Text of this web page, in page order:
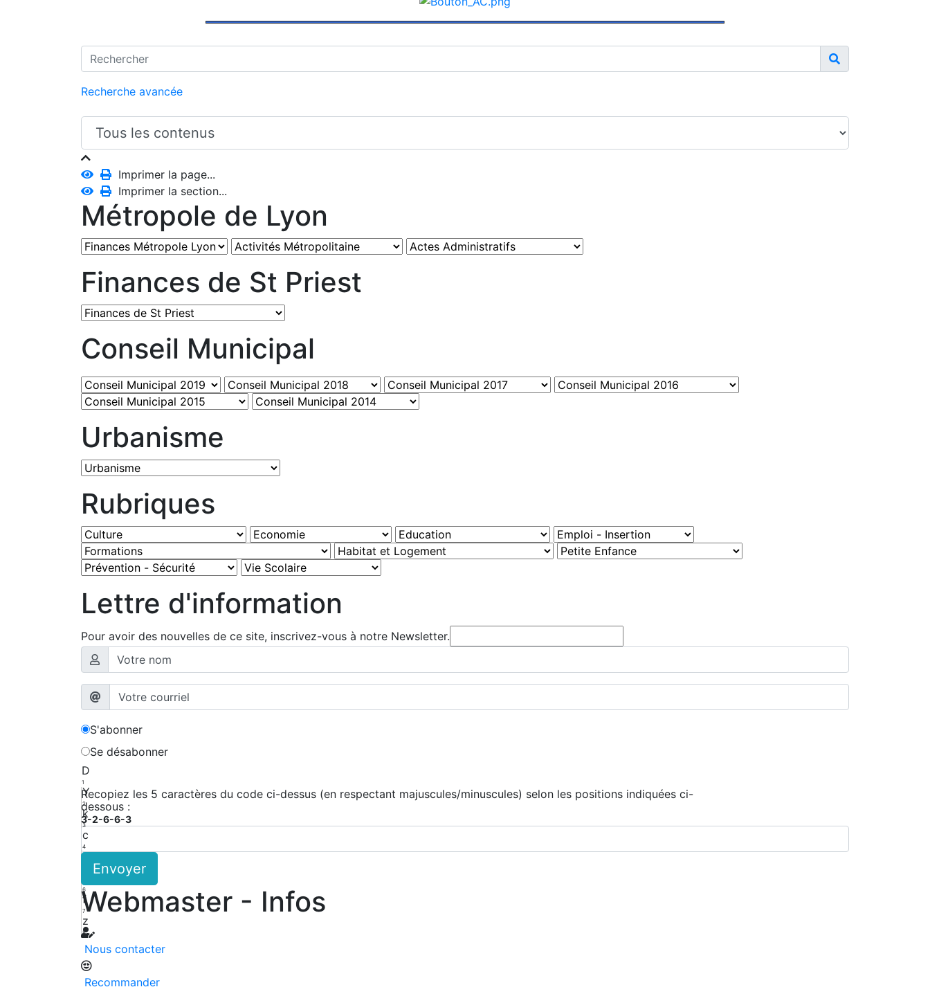
Recherche avancée
Imprimer la page...
Imprimer la section...
Métropole de Lyon
Finances de St Priest
Conseil Municipal
Urbanisme
Rubriques
Lettre d'information
Pour avoir des nouvelles de ce site, inscrivez-vous à notre Newsletter.
S'abonner
Se désabonner
D
1
Y
2
k
3
c
4
A
6
f
7
z
8
Recopiez les 5 caractères du code ci-dessus (en respectant majuscules/minuscules) selon les positions indiquées ci-
dessous :
3-2-6-6-3
Envoyer
Webmaster - Infos
Nous contacter
Recommander